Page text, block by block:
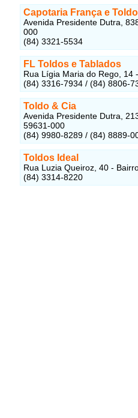
Capotaria França e
Avenida Presidente Dutra,
000
(84) 3321-5534
FL Toldos e Tablados
Rua Lígia Maria do Rego, 14
(84) 3316-7934 / (84) 8806-
Toldo & Cia
Avenida Presidente Dutra,
59631-000
(84) 9980-8289 / (84) 8889-
Toldos Ideal
Rua Luzia Queiroz, 40 -
(84) 3314-8220